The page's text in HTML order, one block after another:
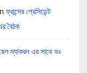
ফ্রান্সের প্রেসিডেন্ট
বৈঠক
ম্যাকরন এর সাথে ডঃ